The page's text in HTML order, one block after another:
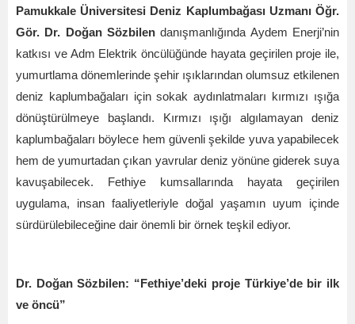
Pamukkale Üniversitesi Deniz Kaplumbağası Uzmanı Öğr.
Gör. Dr. Doğan Sözbilen danışmanlığında Aydem Enerji’nin
katkısı ve Adm Elektrik öncülüğünde hayata geçirilen proje ile,
yumurtlama dönemlerinde şehir ışıklarından olumsuz etkilenen
deniz kaplumbağaları için sokak aydınlatmaları kırmızı ışığa
dönüştürülmeye başlandı. Kırmızı ışığı algılamayan deniz
kaplumbağaları böylece hem güvenli şekilde yuva yapabilecek
hem de yumurtadan çıkan yavrular deniz yönüne giderek suya
kavuşabilecek. Fethiye kumsallarında hayata geçirilen
uygulama, insan faaliyetleriyle doğal yaşamın uyum içinde
sürdürülebileceğine dair önemli bir örnek teşkil ediyor.
Dr. Doğan Sözbilen: “Fethiye’deki proje Türkiye’de bir ilk
ve öncü”